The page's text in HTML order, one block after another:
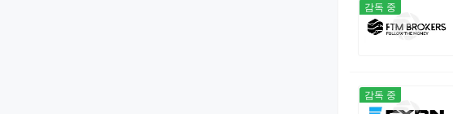
감독 중
감독 중